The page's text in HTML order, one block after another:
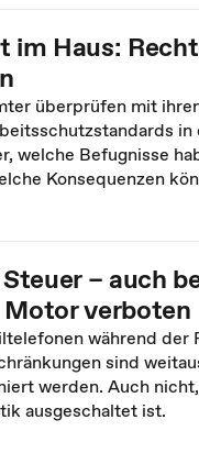
im Haus:
überprüfen mit
welche Befugnisse
Konsequenzen
– auch
verboten
während
sind
werden. Auch
ausgeschaltet ist.